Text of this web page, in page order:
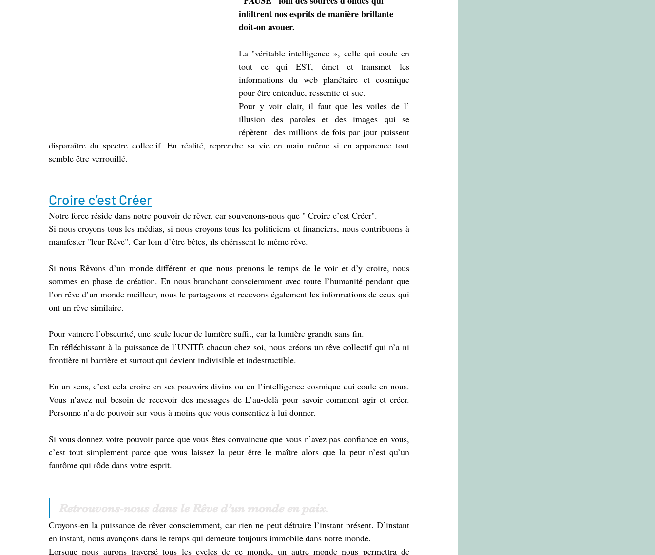
infiltrent nos esprits de manière brillante
doit-on avouer.
La "véritable intelligence », celle qui coule en
tout ce qui EST, émet et transmet les
informations du web planétaire et cosmique
pour être entendue, ressentie et sue.
Pour y voir clair, il faut que les voiles de l’
illusion des paroles et des images qui se
répètent  des millions de fois par jour puissent
disparaître du spectre collectif. En réalité, reprendre sa vie en main même si en apparence tout
semble être verrouillé.
Croire c’est Créer
Notre force réside dans notre pouvoir de rêver, car souvenons-nous que " Croire c’est Créer".
Si nous croyons tous les médias, si nous croyons tous les politiciens et financiers, nous contribuons à
manifester "leur Rêve". Car loin d’être bêtes, ils chérissent le même rêve.
Si nous Rêvons d’un monde différent et que nous prenons le temps de le voir et d’y croire, nous
sommes en phase de création. En nous branchant consciemment avec toute l’humanité pendant que
l’on rêve d’un monde meilleur, nous le partageons et recevons également les informations de ceux qui
ont un rêve similaire.
Pour vaincre l’obscurité, une seule lueur de lumière suffit, car la lumière grandit sans fin.
En réfléchissant à la puissance de l’UNITÉ chacun chez soi, nous créons un rêve collectif qui n’a ni
frontière ni barrière et surtout qui devient indivisible et indestructible.
En un sens, c’est cela croire en ses pouvoirs divins ou en l’intelligence cosmique qui coule en nous.
Vous n’avez nul besoin de recevoir des messages de L’au-delà pour savoir comment agir et créer.
Personne n’a de pouvoir sur vous à moins que vous consentiez à lui donner.
Si vous donnez votre pouvoir parce que vous êtes convaincue que vous n’avez pas confiance en vous,
c’est tout simplement parce que vous laissez la peur être le maître alors que la peur n’est qu’un
fantôme qui rôde dans votre esprit.
Retrouvons-nous dans le Rêve d’un monde en paix.
Croyons-en la puissance de rêver consciemment, car rien ne peut détruire l’instant présent. D’instant
en instant, nous avançons dans le temps qui demeure toujours immobile dans notre monde.
Lorsque nous aurons traversé tous les cycles de ce monde, un autre monde nous permettra de